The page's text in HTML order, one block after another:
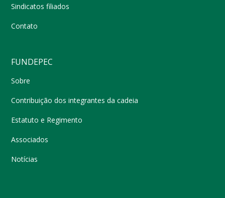
Sindicatos filiados
Contato
FUNDEPEC
Sobre
Contribuição dos integrantes da cadeia
Estatuto e Regimento
Associados
Notícias